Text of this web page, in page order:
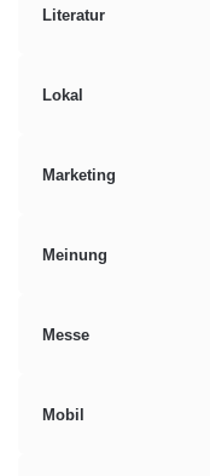
Literatur
Lokal
Marketing
Meinung
Messe
Mobil